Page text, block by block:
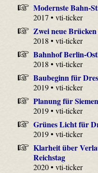
Modernste Bahn-
2017 • vti-ticker
Zwei neue
2018 • vti-ticker
Bahnhof Berlin-
2018 • vti-ticker
Baubeginn für
2019 • vti-ticker
Planung für
2019 • vti-ticker
Grünes Licht für
2019 • vti-ticker
Klarheit über
Reichstag
2020 • vti-ticker